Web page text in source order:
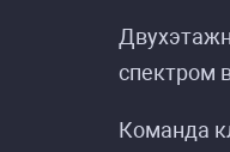
спектром
Команда